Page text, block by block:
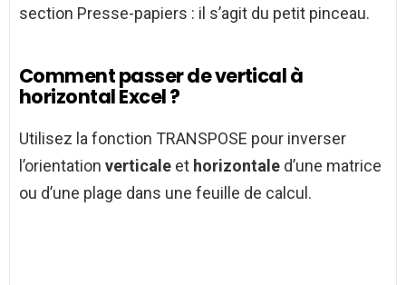
section Presse-papiers : il s’agit du petit pinceau.
Comment passer de vertical à
horizontal Excel ?
Utilisez la fonction TRANSPOSE pour inverser
l’orientation verticale et horizontale d’une matrice
ou d’une plage dans une feuille de calcul.